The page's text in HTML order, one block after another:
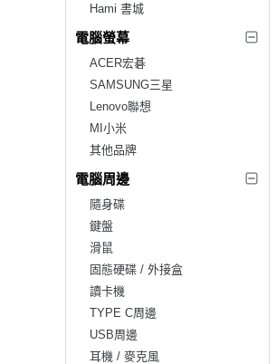
Hami 書城
電腦螢幕
ACER宏碁
SAMSUNG三星
Lenovo聯想
MI小米
其他品牌
電腦周邊
隨身碟
鍵盤
滑鼠
固態硬碟 / 外接盒
讀卡機
TYPE C周邊
USB周邊
耳機 / 麥克風